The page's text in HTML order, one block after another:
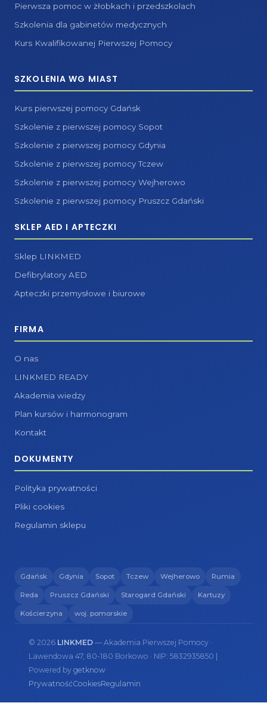
Pierwsza pomoc w żłobkach i przedszkolach
Szkolenia dla gabinetów medycznych
Kurs Kwalifikowanej Pierwszej Pomocy
SZKOLENIA WG MIAST
Kurs pierwszej pomocy Gdańsk
Szkolenie z pierwszej pomocy Sopot
Szkolenie z pierwszej pomocy Gdynia
Szkolenie z pierwszej pomocy Tczew
Szkolenie z pierwszej pomocy Wejherowo
Szkolenie z pierwszej pomocy Pruszcz Gdański
SKLEP AED I APTECZKI
Sklep LINKMED
Defibrylatory AED
Apteczki przemysłowe i biurowe
FIRMA
O nas
LINKMED READY
Akademia wiedzy
Plan kursów i harmonogram
Kontakt
DOKUMENTY
Polityka prywatności
Pliki cookies
Regulamin sklepu
Gdańsk Gdynia Sopot Tczew Wejherowo Rumia
Reda Pruszcz Gdański Starogard Gdański Kartuzy
Kościerzyna woj. pomorskie
© 2026 LINKMED — Akademia Pierwszej Pomocy ·
Lawendowa 47, 80-180 Borkowo · NIP: 5832935850 |
Powered by getknow
PrywatnośćCookiesRegulamin